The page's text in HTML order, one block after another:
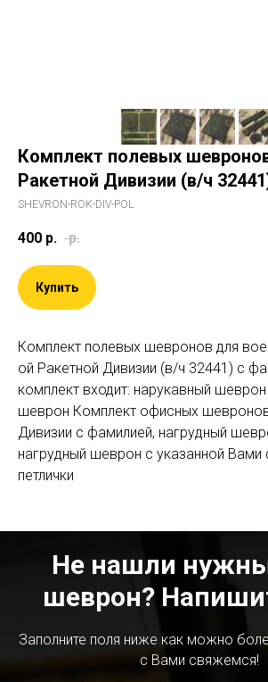
Комплект полевых
Ракетной Дивизии (в/ч
SHEVRON-ROK-DIV-POL
400 р. р.
Купить
Комплект полевых шевронов для
ой Ракетной Дивизии (в/ч 32441) c
комплект входит: нарукавный
шеврон Комплект офисных
Дивизии c фамилией, нагрудный
нагрудный шеврон с указанной Вами
петлички
Не нашли
шеврон?
Заполните поля ниже как можно
с Вами свяжемся!